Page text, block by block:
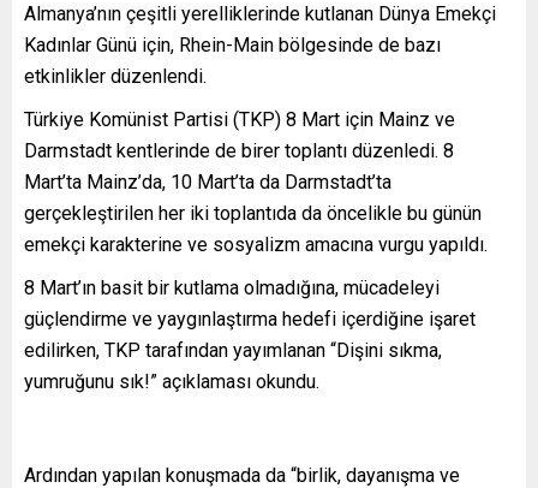
Almanya’nın çeşitli yerelliklerinde kutlanan Dünya Emekçi
Kadınlar Günü için, Rhein-Main bölgesinde de bazı
etkinlikler düzenlendi.
Türkiye Komünist Partisi (TKP) 8 Mart için Mainz ve
Darmstadt kentlerinde de birer toplantı düzenledi. 8
Mart’ta Mainz’da, 10 Mart’ta da Darmstadt’ta
gerçekleştirilen her iki toplantıda da öncelikle bu günün
emekçi karakterine ve sosyalizm amacına vurgu yapıldı.
8 Mart’ın basit bir kutlama olmadığına, mücadeleyi
güçlendirme ve yaygınlaştırma hedefi içerdiğine işaret
edilirken, TKP tarafından yayımlanan “Dişini sıkma,
yumruğunu sık!” açıklaması okundu.
Ardından yapılan konuşmada da “birlik, dayanışma ve